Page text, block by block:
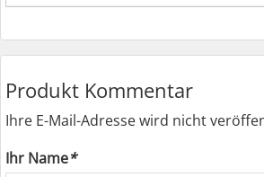
Produkt Kommentar
Ihre E-Mail-Adresse wird nicht
Ihr Name*